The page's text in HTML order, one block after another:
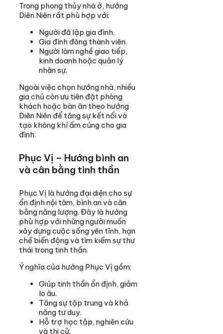
Trong phong thủy nhà ở, hướng
Diên Niên rất phù hợp với:
Người đã lập gia đình.
Gia đình đông thành viên.
Người làm nghề giao tiếp,
kinh doanh hoặc quản lý
nhân sự.
Ngoài việc chọn hướng nhà, nhiều
gia chủ còn ưu tiên đặt phòng
khách hoặc bàn ăn theo hướng
Diên Niên để tăng sự kết nối và
tạo không khí ấm cúng cho gia
đình.
Phục Vị – Hướng bình an
và cân bằng tinh thần
Phục Vị là hướng đại diện cho sự
ổn định nội tâm, bình an và cân
bằng năng lượng. Đây là hướng
phù hợp với những người muốn
xây dựng cuộc sống yên tĩnh, hạn
chế biến động và tìm kiếm sự thư
thái trong tinh thần.
Ý nghĩa của hướng Phục Vị gồm:
Giúp tinh thần ổn định, giảm
lo âu.
Tăng sự tập trung và khả
năng tư duy.
Hỗ trợ học tập, nghiên cứu
và thi cử.